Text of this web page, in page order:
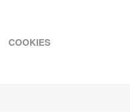
COOKIES